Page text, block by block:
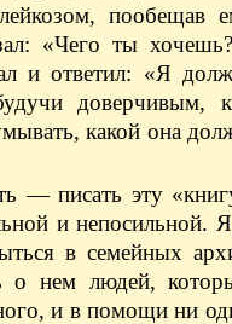
пообещав
«Чего ты
и ответил: «Я
доверчивым,
какой она
— писать эту
и непосильной.
в семейных
о нем людей,
и в помощи ни